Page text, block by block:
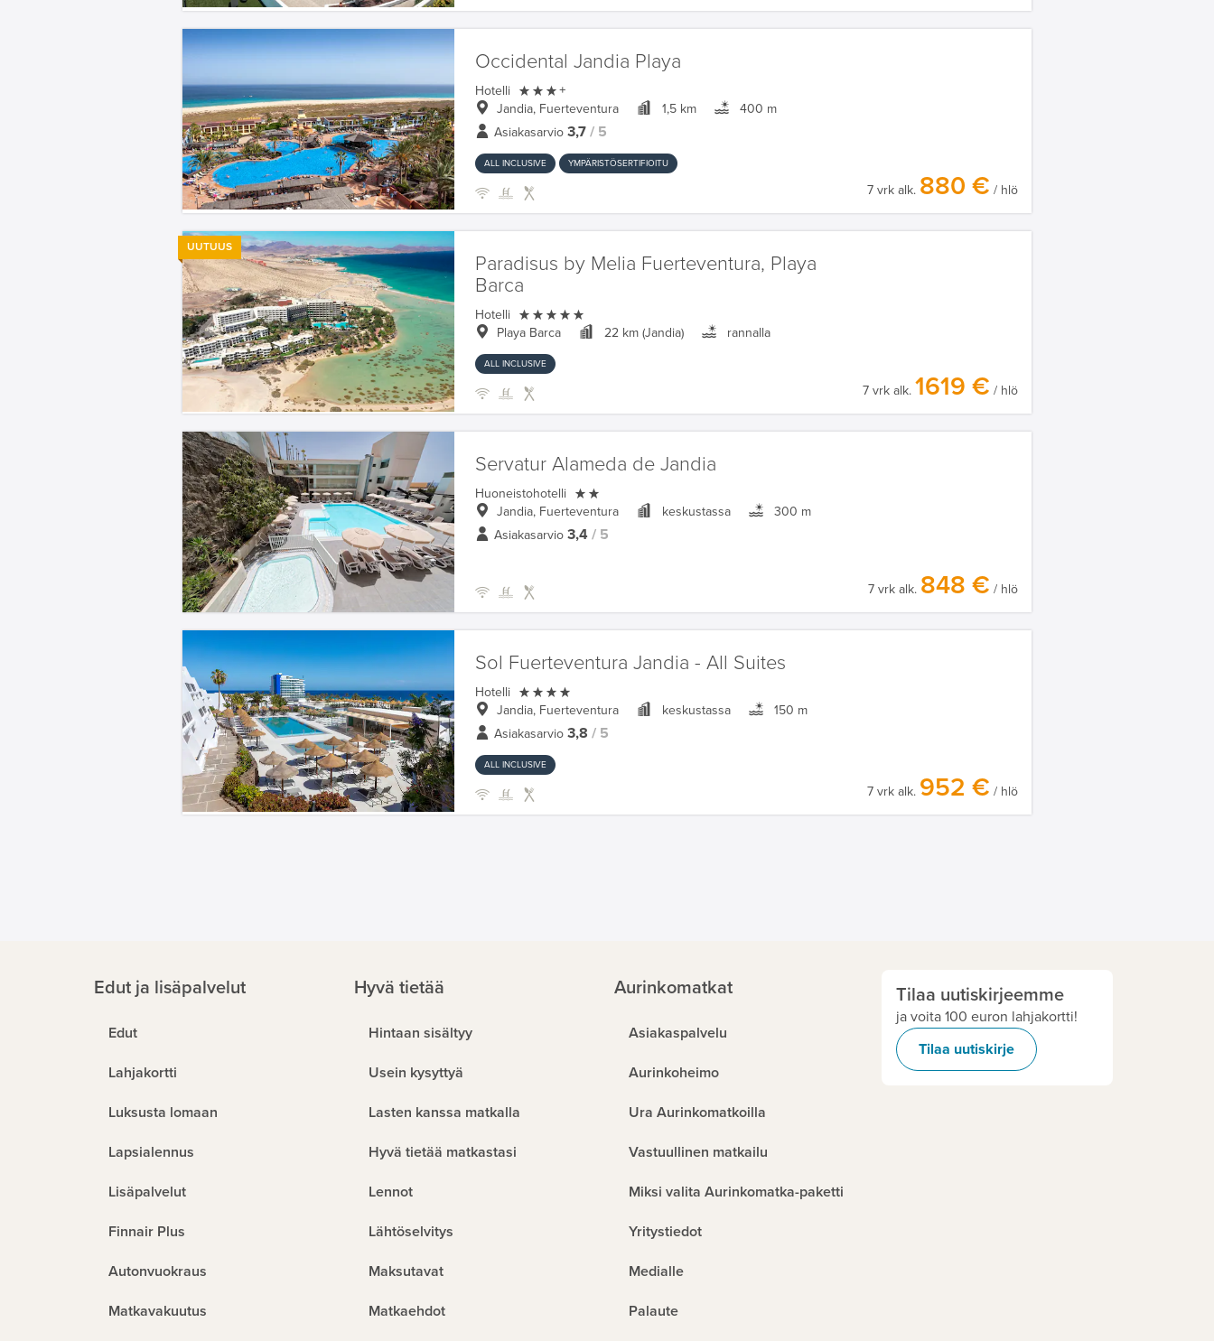
Occidental Jandia Playa
Hotelli  +
Jandia, Fuerteventura 1,5 km
400 m
Asiakasarvio 3,7/ 5
ALL INCLUSIVE YMPÄRISTÖSERTIFIOITU
7 vrk alk. 880 € / hlö
UUTUUS
Paradisus by Melia Fuerteventura, Playa
Barca
Hotelli 
Playa Barca 22 km (Jandia) rannalla
ALL INCLUSIVE
7 vrk alk. 1619 € / hlö
Servatur Alameda de Jandia
Huoneistohotelli 
Jandia, Fuerteventura keskustassa
300 m
Asiakasarvio 3,4/ 5
7 vrk alk. 848 € / hlö
Sol Fuerteventura Jandia - All Suites
Hotelli 
Jandia, Fuerteventura keskustassa
150 m
Asiakasarvio 3,8/ 5
ALL INCLUSIVE
7 vrk alk. 952 € / hlö
Edut ja lisäpalvelut
Edut
Lahjakortti
Luksusta lomaan
Lapsialennus
Lisäpalvelut
Finnair Plus
Autonvuokraus
Matkavakuutus
Hyvä tietää
Hintaan sisältyy
Usein kysyttyä
Lasten kanssa matkalla
Hyvä tietää matkastasi
Lennot
Lähtöselvitys
Maksutavat
Matkaehdot
Aurinkomatkat
Asiakaspalvelu
Aurinkoheimo
Ura Aurinkomatkoilla
Vastuullinen matkailu
Miksi valita Aurinkomatka-paketti
Yritystiedot
Medialle
Palaute
Tilaa uutiskirjeemme
ja voita 100 euron lahjakortti!
Tilaa uutiskirje